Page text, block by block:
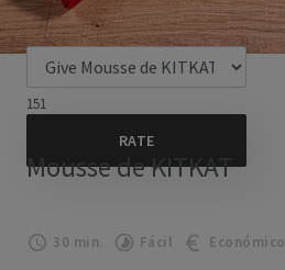
151
Mousse de KITKAT
30 min. Fácil Económico